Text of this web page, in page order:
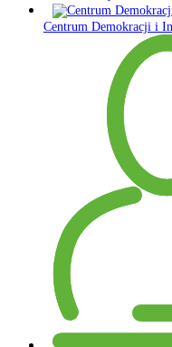
Centrum Demokracji i